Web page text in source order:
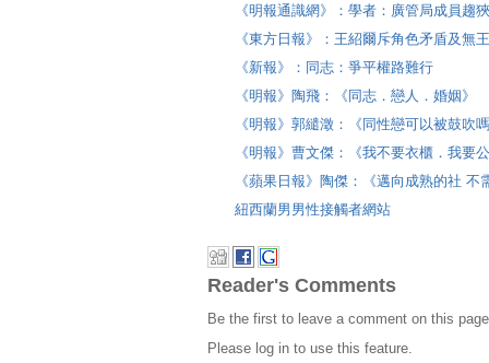
《明報通識網》：學者：廣管局成員趨
《東方日報》：王紹爾斥角色矛盾及無
《新報》：同志：爭平權路難行
《明報》陶飛：《同志．戀人．婚姻》
《明報》郭繾澂：《同性戀可以被鼓吹
《明報》曹文傑：《我不要衣櫃．我要
《蘋果日報》陶傑：《邁向成熟的社 不
紐西蘭男男性接觸者網站
Reader's Comments
Be the first to leave a comment on this
Please log in to use this feature.